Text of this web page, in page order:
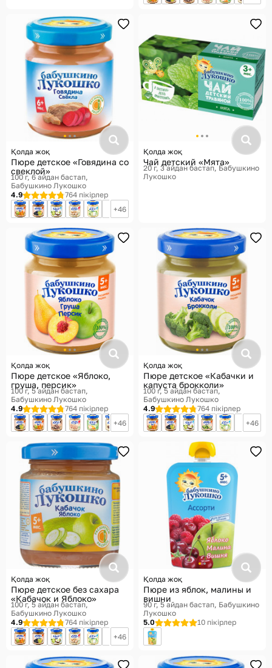
Қолда жоқ
Пюре детское «Говядина со
свеклой»
100 г, 6 айдан бастап
Бабушкино Лукошко
4.9
764 пікірлер
46
Қолда жоқ
Чай детский «Мята»
20 г, 3 айдан бастап Бабушкино
Лукошко
Қолда жоқ
Пюре детское «Яблоко,
груша, персик»
100 г, 5 айдан бастап
Бабушкино Лукошко
4.9
764 пікірлер
46
Қолда жоқ
Пюре детское «Кабачки и
капуста брокколи»
100 г, 5 айдан бастап
Бабушкино Лукошко
4.9
764 пікірлер
46
Қолда жоқ
Пюре детское без сахара
«Кабачок и Яблоко»
100 г, 5 айдан бастап
Бабушкино Лукошко
4.9
764 пікірлер
46
Қолда жоқ
Пюре из яблок, малины и
вишни
90 г, 5 айдан бастап Бабушкино
Лукошко
5.0
10 пікірлер